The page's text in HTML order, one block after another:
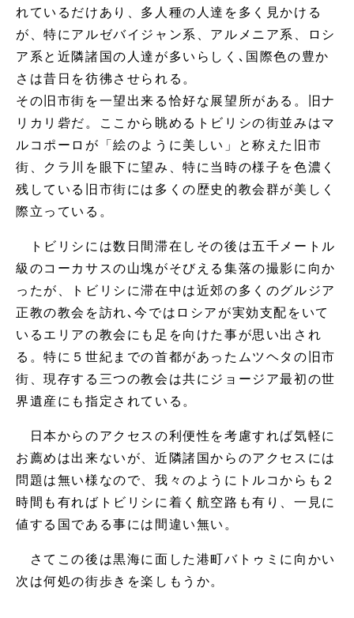
れているだけあり、多人種の人達を多く見かける
が、特にアルゼバイジャン系、アルメニア系、ロシ
ア系と近隣諸国の人達が多いらしく､国際色の豊か
さは昔日を彷彿させられる。
その旧市街を一望出来る恰好な展望所がある。旧ナ
リカリ砦だ。ここから眺めるトビリシの街並みはマ
ルコポーロが「絵のように美しい」と称えた旧市
街、クラ川を眼下に望み、特に当時の様子を色濃く
残している旧市街には多くの歴史的教会群が美しく
際立っている。
トビリシには数日間滞在しその後は五千メートル
級のコーカサスの山塊がそびえる集落の撮影に向か
ったが、トビリシに滞在中は近郊の多くのグルジア
正教の教会を訪れ､今ではロシアが実効支配をいて
いるエリアの教会にも足を向けた事が思い出され
る。特に５世紀までの首都があったムツヘタの旧市
街、現存する三つの教会は共にジョージア最初の世
界遺産にも指定されている。
日本からのアクセスの利便性を考慮すれば気軽に
お薦めは出来ないが、近隣諸国からのアクセスには
問題は無い様なので、我々のようにトルコからも２
時間も有ればトビリシに着く航空路も有り、一見に
値する国である事には間違い無い。
さてこの後は黒海に面した港町バトゥミに向かい
次は何処の街歩きを楽しもうか。